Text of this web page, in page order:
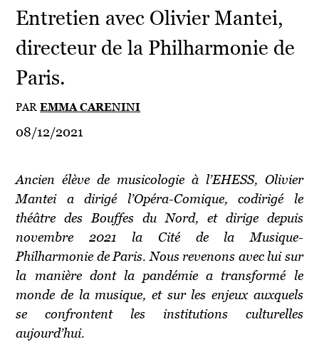
Entretien avec Olivier Mantei,
directeur de la Philharmonie de
Paris.
PAREMMA CARENINI
08/12/2021
Ancien élève de musicologie à l’EHESS, Olivier
Mantei a dirigé l’Opéra-Comique, codirigé le
théâtre des Bouffes du Nord, et dirige depuis
novembre 2021 la Cité de la Musique-
Philharmonie de Paris. Nous revenons avec lui sur
la manière dont la pandémie a transformé le
monde de la musique, et sur les enjeux auxquels
se confrontent les institutions culturelles
aujourd’hui.